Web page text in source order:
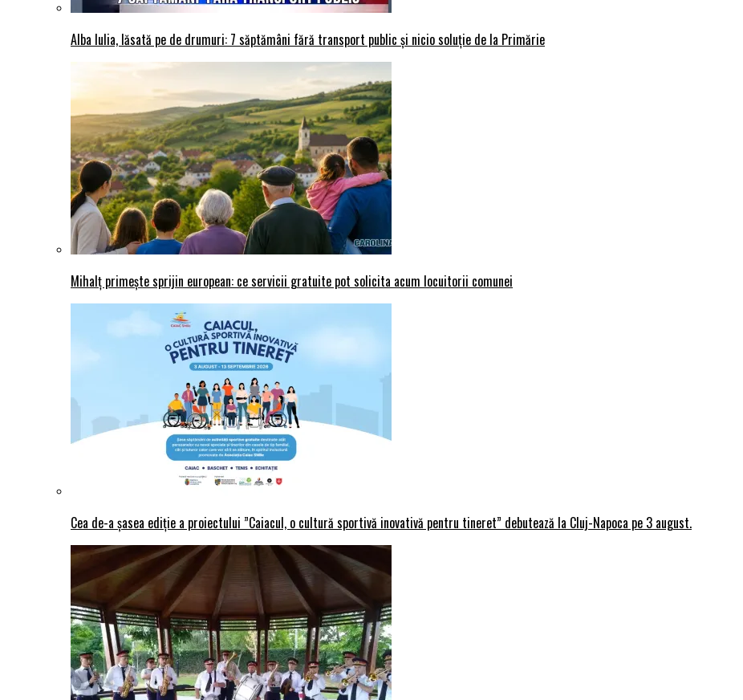
Alba Iulia, lăsată pe de drumuri: 7 săptămâni fără transport public și nicio soluție de la Primărie
Mihalț primește sprijin european: ce servicii gratuite pot solicita acum locuitorii comunei
Cea de-a șasea ediție a proiectului ”Caiacul, o cultură sportivă inovativă pentru tineret” debutează la Cluj-Napoca pe 3 august.